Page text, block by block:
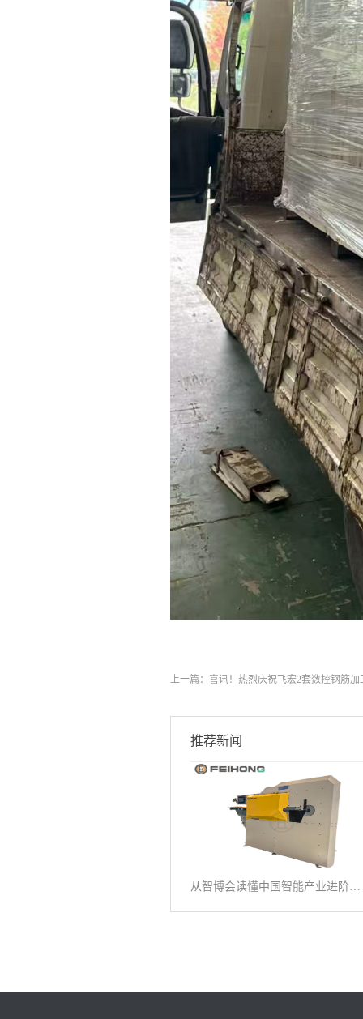
上一篇： 喜讯！热烈庆祝飞宏2套数控钢筋
推荐新闻
从智博会读懂中国智能产业进阶之路